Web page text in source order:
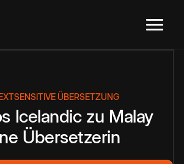
ÜBERSETZUNG
Icelandic zu Malay
Übersetzerin